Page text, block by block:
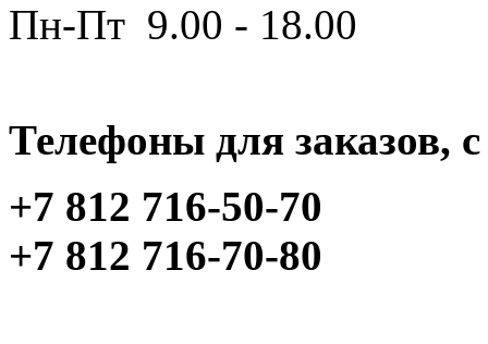
Пн-Пт 9.00 - 18.00
Телефоны для заказов,
+7 812 716-50-70
+7 812 716-70-80